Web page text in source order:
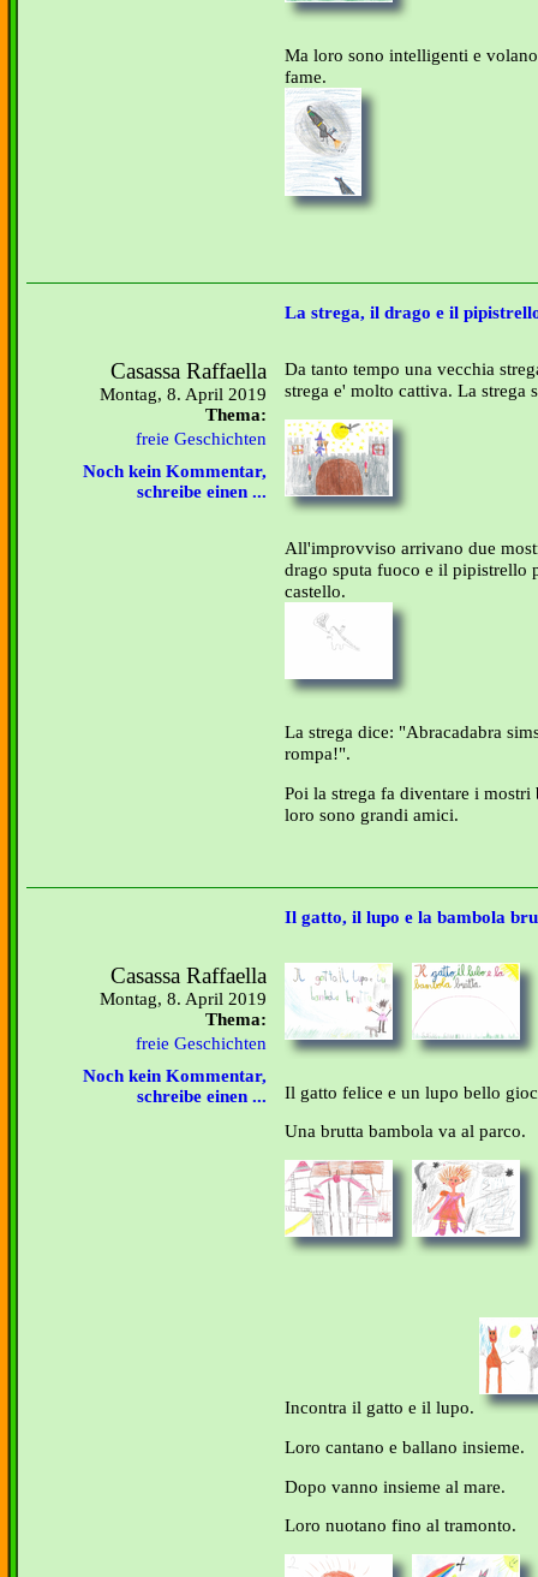
Ma loro sono intelligenti e
fame.
La strega, il drago e il
Casassa Raffaella
Montag, 8. April 2019
Thema:
freie Geschichten
Noch kein Kommentar,
schreibe einen ...
Da tanto tempo una vecchia
strega e' molto cattiva. La strega
All'improvviso arrivano due
drago sputa fuoco e il pipistrello
castello.
La strega dice: "Abracadabra
rompa!".
Poi la strega fa diventare i
loro sono grandi amici.
Il gatto, il lupo e la bambola
Casassa Raffaella
Montag, 8. April 2019
Thema:
freie Geschichten
Noch kein Kommentar,
schreibe einen ...
Il gatto felice e un lupo bello
Una brutta bambola va al parco.
Incontra il gatto e il lupo.
Loro cantano e ballano insieme.
Dopo vanno insieme al mare.
Loro nuotano fino al tramonto.